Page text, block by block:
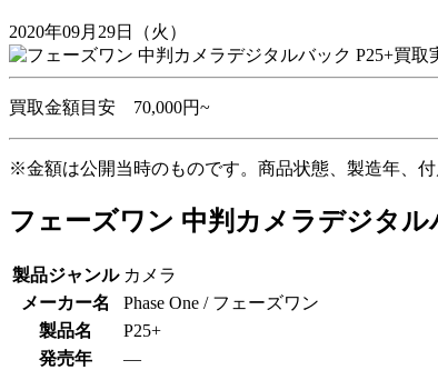
2020年09月29日（火）
買取金額目安 70,000円~
※金額は公開当時のものです。商品状態、製造年、
フェーズワン 中判カメラデジタル
製品ジャンル カメラ
メーカー名
Phase One / フェーズワン
製品名
P25+
発売年
―